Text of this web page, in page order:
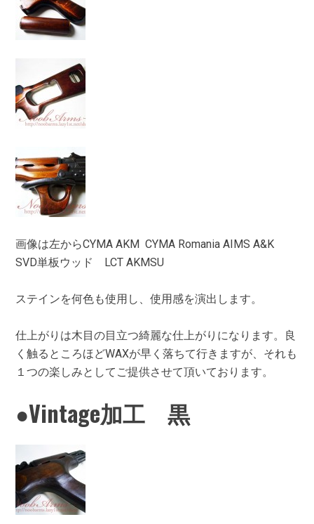
画像は左からCYMA AKM CYMA Romania AIMS A&K
SVD単板ウッド LCT AKMSU
ステインを何色も使用し、使用感を演出します。
仕上がりは木目の目立つ綺麗な仕上がりになります。良
く触るところほどWAXが早く落ちて行きますが、それも
１つの楽しみとしてご提供させて頂いております。
●Vintage加工 黒